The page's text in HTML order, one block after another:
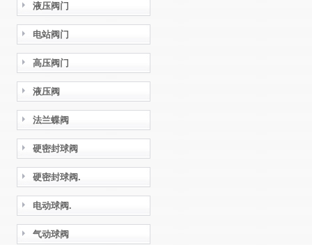
液压阀门
电站阀门
高压阀门
液压阀
法兰蝶阀
硬密封球阀
硬密封球阀.
电动球阀.
气动球阀